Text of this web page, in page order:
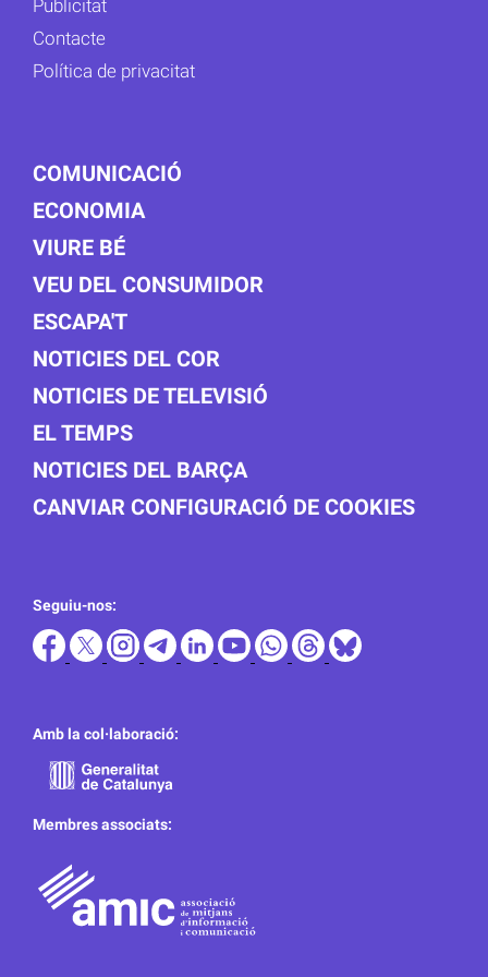
Publicitat
Contacte
Política de privacitat
COMUNICACIÓ
ECONOMIA
VIURE BÉ
VEU DEL CONSUMIDOR
ESCAPA'T
NOTICIES DEL COR
NOTICIES DE TELEVISIÓ
EL TEMPS
NOTICIES DEL BARÇA
CANVIAR CONFIGURACIÓ DE COOKIES
Seguiu-nos:
Amb la col·laboració:
Membres associats: